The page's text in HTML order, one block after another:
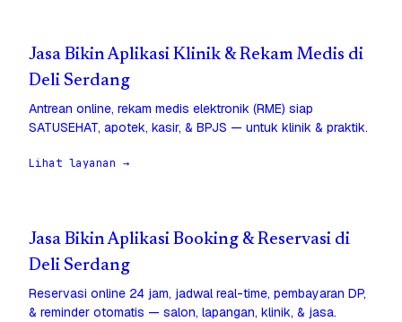
Jasa Bikin Aplikasi Klinik & Rekam Medis di
Deli Serdang
Antrean online, rekam medis elektronik (RME) siap
SATUSEHAT, apotek, kasir, & BPJS — untuk klinik & praktik.
Lihat layanan →
Jasa Bikin Aplikasi Booking & Reservasi di
Deli Serdang
Reservasi online 24 jam, jadwal real-time, pembayaran DP,
& reminder otomatis — salon, lapangan, klinik, & jasa.